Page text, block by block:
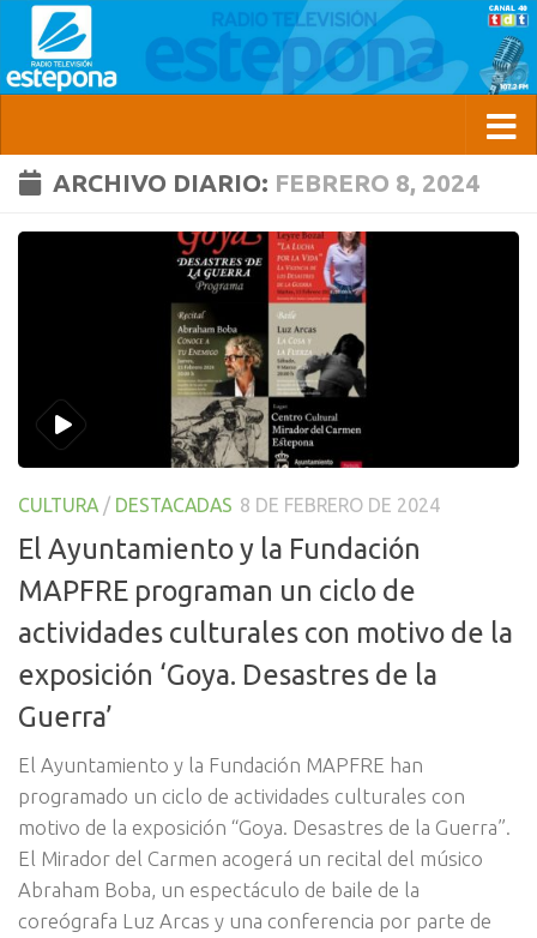
ARCHIVO DIARIO: FEBRERO 8, 2024
CULTURA / DESTACADAS 8 DE FEBRERO DE 2024
El Ayuntamiento y la Fundación
MAPFRE programan un ciclo de
actividades culturales con motivo de la
exposición ‘Goya. Desastres de la
Guerra’
El Ayuntamiento y la Fundación MAPFRE han
programado un ciclo de actividades culturales con
motivo de la exposición “Goya. Desastres de la Guerra”.
El Mirador del Carmen acogerá un recital del músico
Abraham Boba, un espectáculo de baile de la
coreógrafa Luz Arcas y una conferencia por parte de